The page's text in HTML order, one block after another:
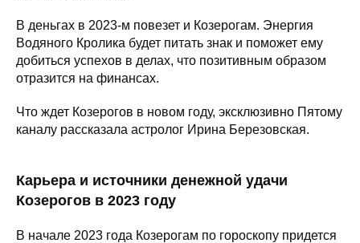
В деньгах в 2023-м повезет и Козерогам. Энергия
Водяного Кролика будет питать знак и поможет ему
добиться успехов в делах, что позитивным образом
отразится на финансах.
Что ждет Козерогов в новом году, эксклюзивно Пятому
каналу рассказала астролог Ирина Березовская.
Карьера и источники денежной удачи
Козерогов в 2023 году
В начале 2023 года Козерогам по гороскопу придется